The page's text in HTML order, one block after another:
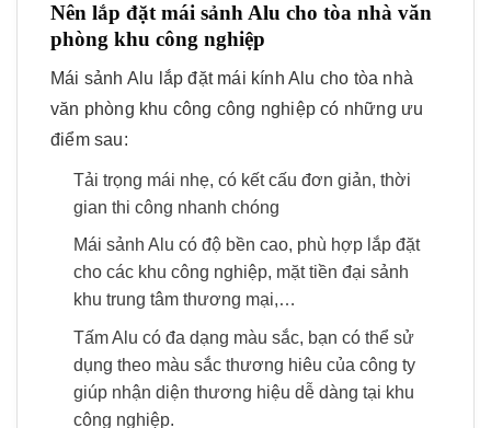
Nên lắp đặt mái sảnh Alu cho tòa nhà văn
phòng khu công nghiệp
Mái sảnh Alu lắp đặt mái kính Alu cho tòa nhà
văn phòng khu công công nghiệp có những ưu
điểm sau:
Tải trọng mái nhẹ, có kết cấu đơn giản, thời
gian thi công nhanh chóng
Mái sảnh Alu có độ bền cao, phù hợp lắp đặt
cho các khu công nghiệp, mặt tiền đại sảnh
khu trung tâm thương mại,…
Tấm Alu có đa dạng màu sắc, bạn có thể sử
dụng theo màu sắc thương hiêu của công ty
giúp nhận diện thương hiệu dễ dàng tại khu
công nghiệp.